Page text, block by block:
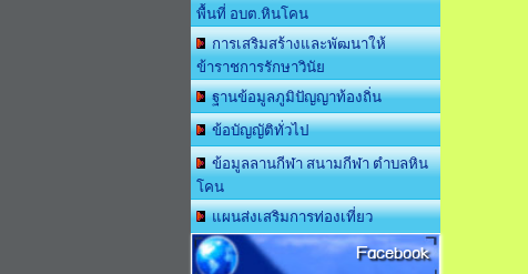
พื้นที่ อบต.หินโคน
การเสริมสร้างและพัฒนาให้
ข้าราชการรักษาวินัย
ฐานข้อมูลภูมิปัญญาท้องถิ่น
ข้อบัญญัติทั่วไป
ข้อมูลลานกีฬา สนามกีฬา ตำบลหิน
โคน
แผนส่งเสริมการท่องเที่ยว
Facebook